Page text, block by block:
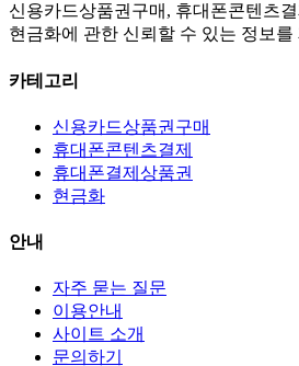
신용카드상품권구매, 휴대폰콘텐츠
현금화에 관한 신뢰할 수 있는 정보를
카테고리
신용카드상품권구매
휴대폰콘텐츠결제
휴대폰결제상품권
현금화
안내
자주 묻는 질문
이용안내
사이트 소개
문의하기